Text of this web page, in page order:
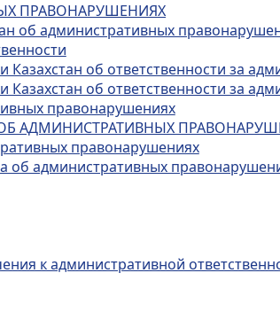
ПРАВОНАРУШЕНИЯХ
об административных
Казахстан об ответственности за
Казахстан об ответственности за
правонарушениях
АДМИНИСТРАТИВНЫХ
правонарушениях
об административных
к административной